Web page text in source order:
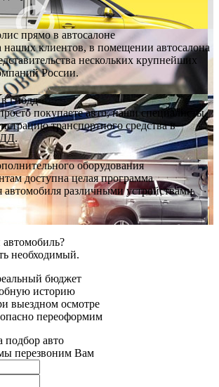
прямо в автосалоне
наших клиентов, в помещении автосалона
нескольких крупнейших
России.
гибдд
покупаете авто, наши специалисты
транспортного средства в
оборудования
доступна целая программа
автомобиля различными устройствами
необходимый.
бюджет
историю
выездном осмотре
переоформим
подбор авто
перезвоним Вам